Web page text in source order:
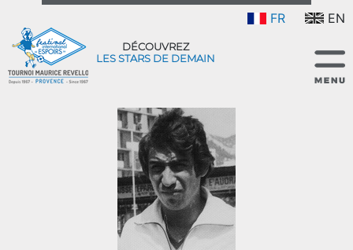
FR EN
DÉCOUVREZ
LES STARS DE DEMAIN